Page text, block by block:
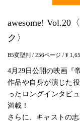
awesome! Vol.20
ク〉
B5変型判 / 256ページ / ¥
4月29日公開の映画『
作品や自身が演じた
ったロングインタビ
満載！
さらに、キャストの